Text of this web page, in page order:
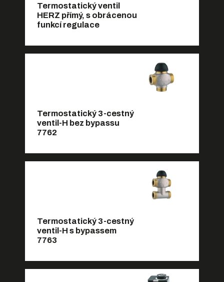
Termostatický ventil
HERZ přímý, s obrácenou
funkcí regulace
Termostatický 3-cestný
ventil-H bez bypassu
7762
Termostatický 3-cestný
ventil-H s bypassem
7763